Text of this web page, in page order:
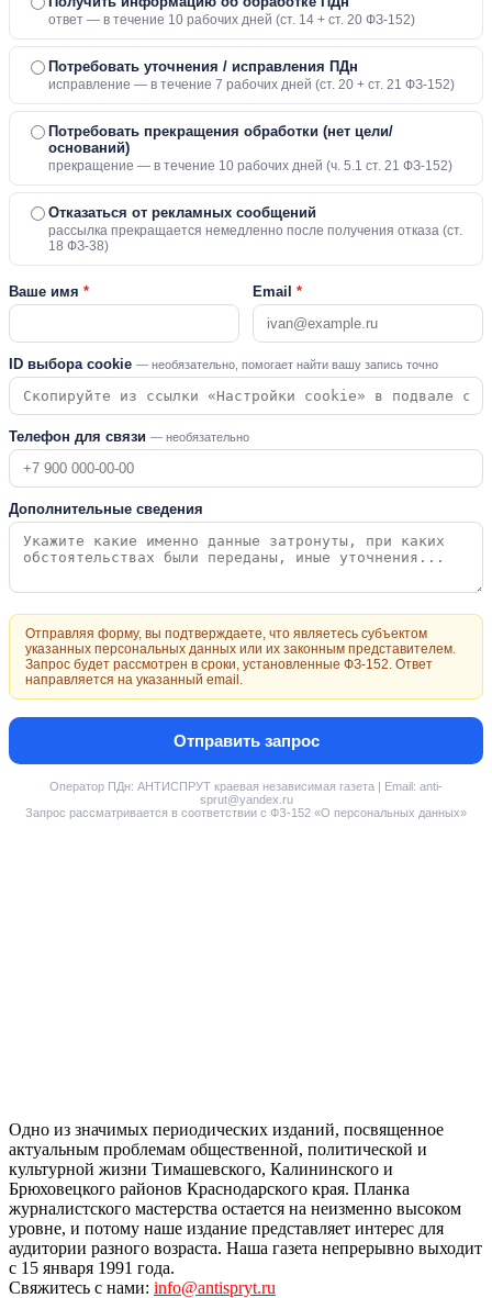
ответ — в течение 10 рабочих дней (ст. 14 + ст. 20 ФЗ-152)
Потребовать уточнения / исправления ПДн
исправление — в течение 7 рабочих дней (ст. 20 + ст. 21 ФЗ-152)
Потребовать прекращения обработки (нет цели/
оснований)
прекращение — в течение 10 рабочих дней (ч. 5.1 ст. 21 ФЗ-152)
Отказаться от рекламных сообщений
рассылка прекращается немедленно после получения отказа (ст.
18 ФЗ-38)
Ваше имя * Email *
ID выбора cookie — необязательно, помогает найти вашу запись точно
Телефон для связи — необязательно
Дополнительные сведения
Отправляя форму, вы подтверждаете, что являетесь субъектом
указанных персональных данных или их законным представителем.
Запрос будет рассмотрен в сроки, установленные ФЗ-152. Ответ
направляется на указанный email.
Отправить запрос
Оператор ПДн: АНТИСПРУТ краевая независимая газета | Email: anti-
sprut@yandex.ru
Запрос рассматривается в соответствии с ФЗ-152 «О персональных данных»
Одно из значимых периодических изданий, посвященное
актуальным проблемам общественной, политической и
культурной жизни Тимашевского, Калининского и
Брюховецкого районов Краснодарского края. Планка
журналистского мастерства остается на неизменно высоком
уровне, и потому наше издание представляет интерес для
аудитории разного возраста. Наша газета непрерывно выходит
с 15 января 1991 года.
Свяжитесь с нами: info@antispryt.ru